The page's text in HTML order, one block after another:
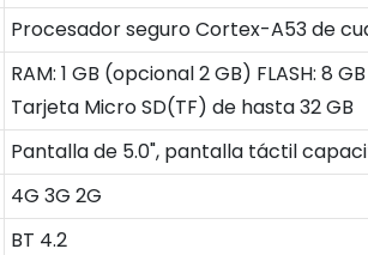
Procesador seguro Cortex-A53 de
RAM: 1 GB (opcional 2 GB) FLASH: 8
Tarjeta Micro SD(TF) de hasta 32 GB
Pantalla de 5.0", pantalla táctil
4G 3G 2G
BT 4.2